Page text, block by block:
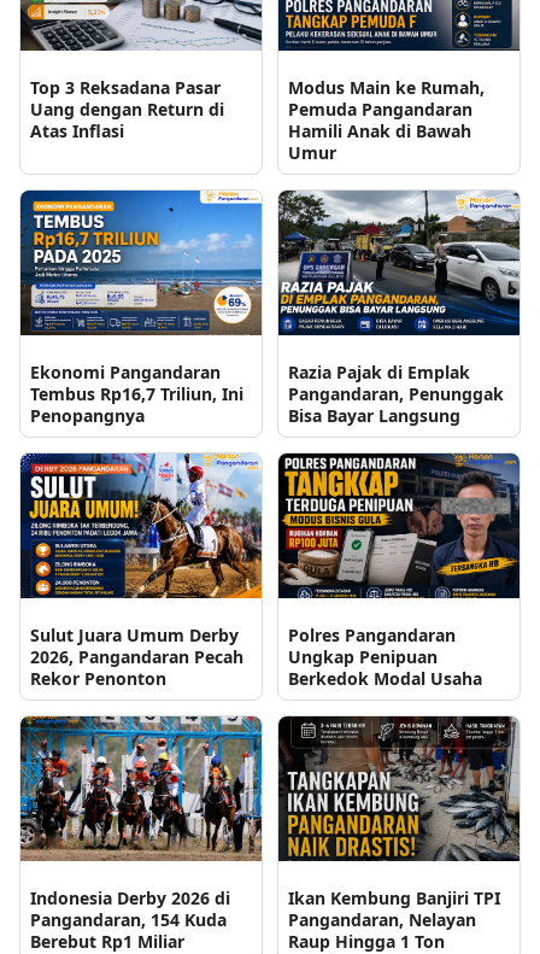
Top 3 Reksadana Pasar
Uang dengan Return di
Atas Inflasi
Modus Main ke Rumah,
Pemuda Pangandaran
Hamili Anak di Bawah
Umur
Ekonomi Pangandaran
Tembus Rp16,7 Triliun, Ini
Penopangnya
Razia Pajak di Emplak
Pangandaran, Penunggak
Bisa Bayar Langsung
Sulut Juara Umum Derby
2026, Pangandaran Pecah
Rekor Penonton
Polres Pangandaran
Ungkap Penipuan
Berkedok Modal Usaha
Indonesia Derby 2026 di
Pangandaran, 154 Kuda
Berebut Rp1 Miliar
Ikan Kembung Banjiri TPI
Pangandaran, Nelayan
Raup Hingga 1 Ton